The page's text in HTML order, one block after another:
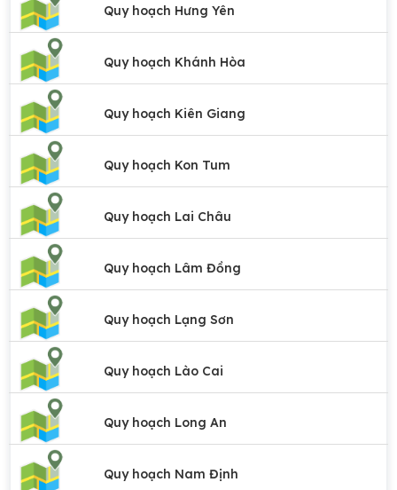
Quy hoạch Hưng Yên
Quy hoạch Khánh Hòa
Quy hoạch Kiên Giang
Quy hoạch Kon Tum
Quy hoạch Lai Châu
Quy hoạch Lâm Đồng
Quy hoạch Lạng Sơn
Quy hoạch Lào Cai
Quy hoạch Long An
Quy hoạch Nam Định